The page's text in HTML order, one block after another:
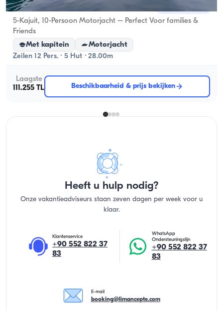
Gocek, Muğla
5-Kajuit, 10-Persoon Motorjacht – Perfect Voor families &
Friends
Met kapitein
Motorjacht
Zeilen 12 Pers. · 5 Hut · 28.00m
Laagste
111.255 TL
Beschikbaarheid & prijs bekijken
Heeft u hulp nodig?
Onze vakantieadviseurs staan zeven dagen per week voor u
klaar.
Klantenservice
+90 552 822 37
83
WhatsApp
Ondersteuningslijn
+90 552 822 37
83
E-mail
booking@limancepte.com